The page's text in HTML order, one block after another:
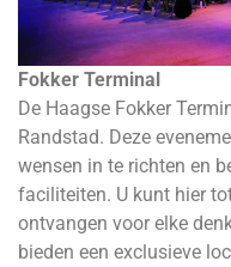
Fokker Terminal
De Haagse Fokker
Randstad. Deze
wensen in te richten en
faciliteiten. U kunt hier
ontvangen voor elke
bieden een exclusieve